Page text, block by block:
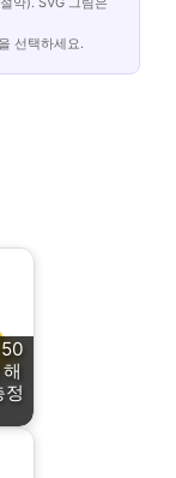
선택하세요.
정